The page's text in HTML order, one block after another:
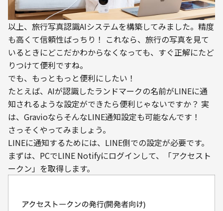
以上、旅行写真認識AIシステムを構築してみました。精度
も高くて信頼性ばっちり！ これなら、旅行の写真を見て
いるときにどこだかわからなくなっても、すぐ正解にたど
りつけて便利ですね。
でも、もっともっと便利にしたい！
たとえば、AIが認識したランドマークの名前がLINEに通
知されるような設定ができたら便利じゃないですか？ 実
は、GravioならそんなLINE通知設定も可能なんです！
さっそくやってみましょう。
LINEに通知するためには、LINE側での設定が必要です。
まずは、PCでLINE Notifyにログインして、「アクセスト
ークン」を取得します。